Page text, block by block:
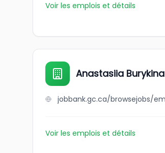
Voir les emplois et détails
Anastasiia Burykina
Voir les emplois et détails